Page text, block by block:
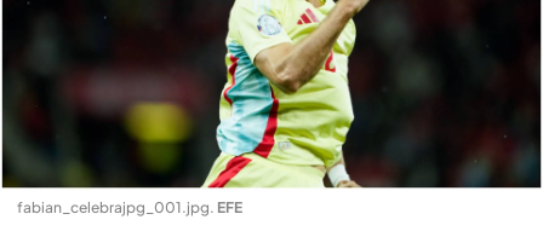
fabian_celebrajpg_001.jpg. EFE